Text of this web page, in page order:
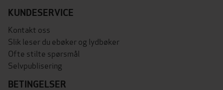
KUNDESERVICE
Kontakt oss
Slik leser du ebøker og lydbøker
Ofte stilte spørsmål
Selvpublisering
BETINGELSER